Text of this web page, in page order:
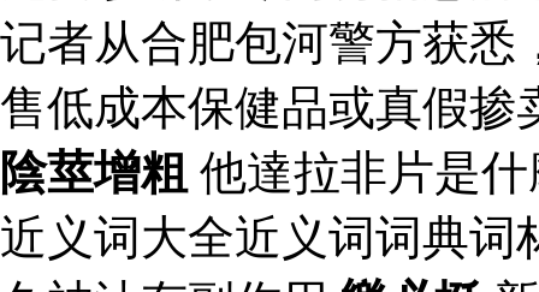
记者从合肥包河警方获悉
售低成本保健品或真假掺
陰莖增粗 他達拉非片是
近义词大全近义词词典